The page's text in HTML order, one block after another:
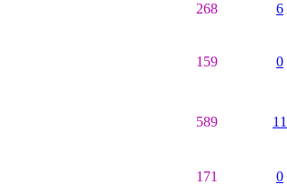
6
268
0
159
11
589
0
171